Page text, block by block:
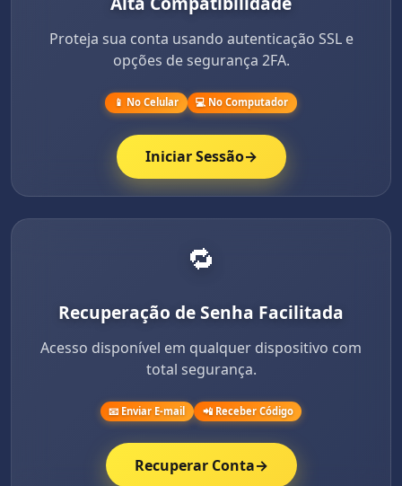
Proteja sua conta usando autenticação SSL e
opções de segurança 2FA.
📱 No Celular 💻 No Computador
Iniciar Sessão→
🔁
Recuperação de Senha Facilitada
Acesso disponível em qualquer dispositivo com
total segurança.
📧 Enviar E-mail 📲 Receber Código
Recuperar Conta→